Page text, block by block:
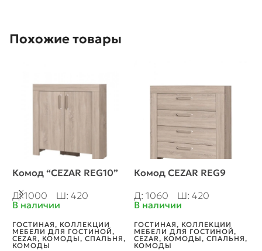
Похожие товары
Комод “CEZAR REG10”
Д: 1000
Ш: 420
В наличии
ГОСТИНАЯ, КОЛЛЕКЦИИ
МЕБЕЛИ ДЛЯ ГОСТИНОЙ,
CEZAR, КОМОДЫ, СПАЛЬНЯ,
КОМОДЫ
Комод CEZAR REG9
Д: 1060
Ш: 420
В наличии
ГОСТИНАЯ, КОЛЛЕКЦИИ
МЕБЕЛИ ДЛЯ ГОСТИНОЙ,
CEZAR, КОМОДЫ, СПАЛЬНЯ,
КОМОДЫ